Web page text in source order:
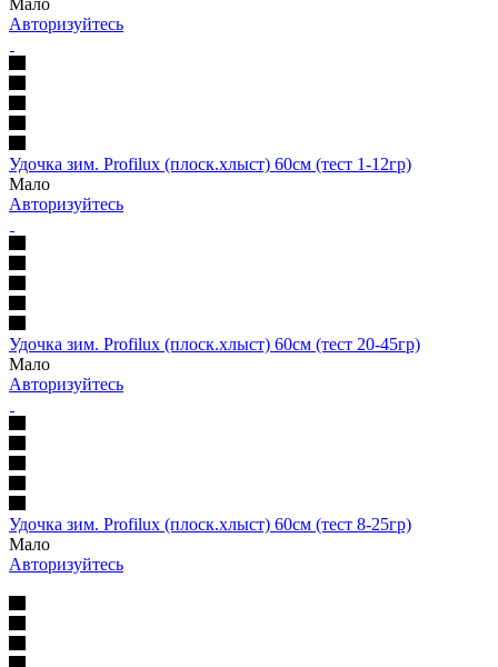
Авторизуйтесь
Удочка зим. Profilux (плоск.хлыст) 60см (тест 1-12гр)
Мало
Авторизуйтесь
Удочка зим. Profilux (плоск.хлыст) 60см (тест 20-45гр)
Мало
Авторизуйтесь
Удочка зим. Profilux (плоск.хлыст) 60см (тест 8-25гр)
Мало
Авторизуйтесь